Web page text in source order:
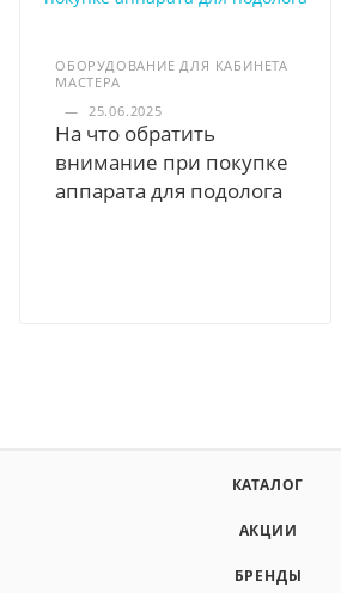
ОБОРУДОВАНИЕ ДЛЯ КАБИНЕТА
МАСТЕРА
— 25.06.2025
На что обратить
внимание при покупке
аппарата для подолога
КАТАЛОГ
АКЦИИ
БРЕНДЫ